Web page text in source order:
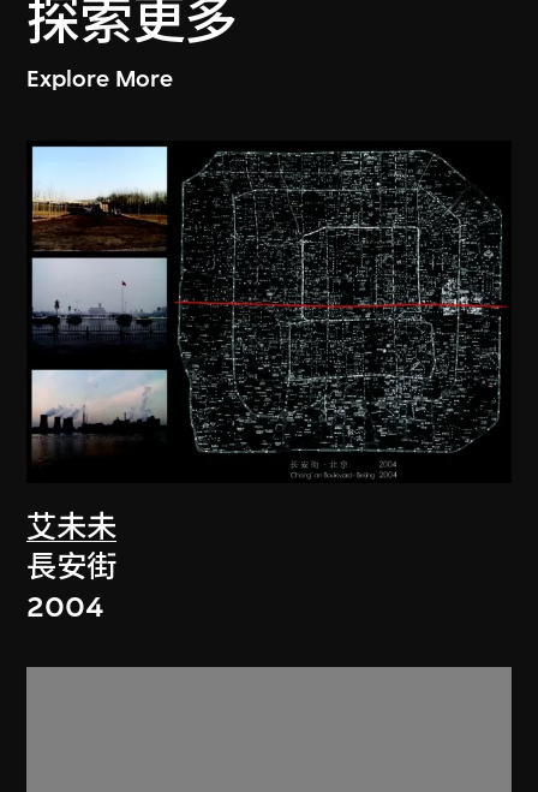
探索更多
Explore More
艾未未
長安街
2004